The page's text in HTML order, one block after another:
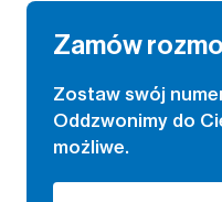
Zamów
Zostaw swój
Oddzwonimy do
możliwe.